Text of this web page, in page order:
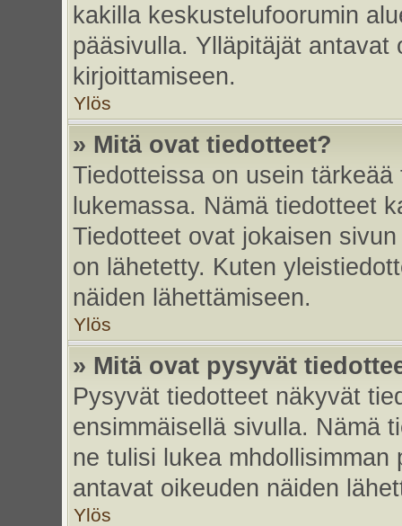
kakilla keskustelufoorumin
pääsivulla. Ylläpitäjät antavat
kirjoittamiseen.
Ylös
» Mitä ovat tiedotteet?
Tiedotteissa on usein
lukemassa. Nämä tiedotteet
Tiedotteet ovat jokaisen
on lähetetty. Kuten
näiden lähettämiseen.
Ylös
» Mitä ovat pysyvät
Pysyvät tiedotteet näkyvät
ensimmäisellä sivulla. Nämä
ne tulisi lukea
antavat oikeuden näiden
Ylös